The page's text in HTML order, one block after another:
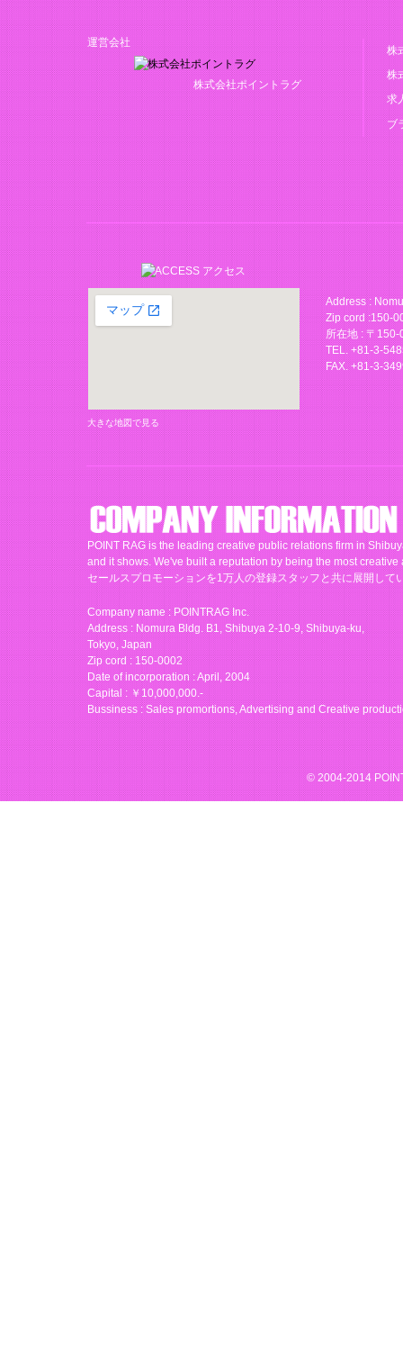
運営会社
株式会社ポイントラグ
株
株
求
ブ
大きな地図で見る
Address :
Zip cord :150-
所在地 : 〒
TEL. +81-3-
FAX. +81-3-
POINT RAG is the leading creative public relations firm in
and it shows. We've built a reputation by being the most
セールスプロモーションを1万人の登録スタッフと共に展開して
Company name : POINTRAG Inc.
Address : Nomura Bldg. B1, Shibuya 2-10-9, Shibuya-ku,
Tokyo, Japan
Zip cord : 150-0002
Date of incorporation : April, 2004
Capital : ￥10,000,000.-
Bussiness : Sales promortions, Advertising and Creative
© 2004-2014